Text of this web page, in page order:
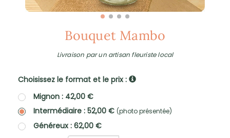
Bouquet Mambo
Livraison par un artisan fleuriste local
Choisissez le format et le prix :
Mignon : 42,00 €
Intermédiaire : 52,00 € (photo présentée)
Généreux : 62,00 €